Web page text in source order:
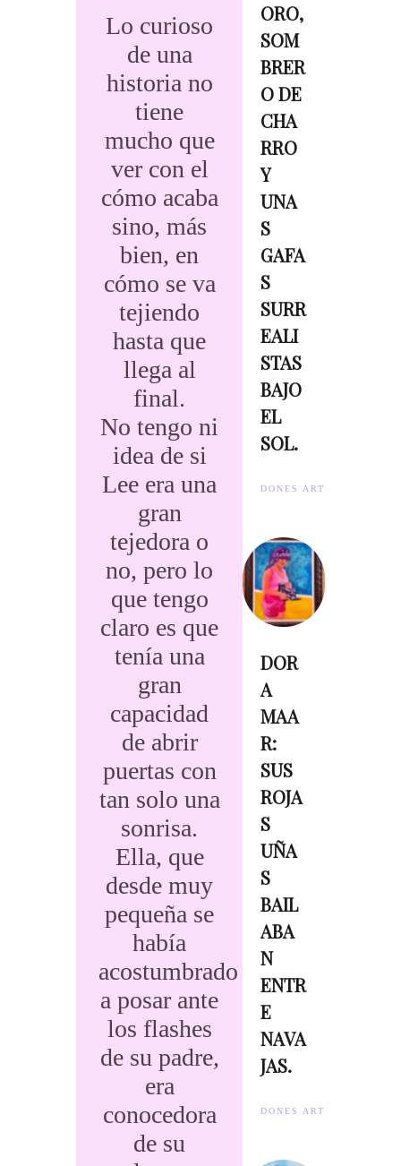
Lo curioso
de una
historia no
tiene
mucho que
ver con el
cómo acaba
sino, más
bien, en
cómo se va
tejiendo
hasta que
llega al
final.
No tengo ni
idea de si
Lee era una
gran
tejedora o
no, pero lo
que tengo
claro es que
tenía una
gran
capacidad
de abrir
puertas con
tan solo una
sonrisa.
Ella, que
desde muy
pequeña se
había
acostumbrado
a posar ante
los flashes
de su padre,
era
conocedora
de su
ORO,
SOM
BRER
O DE
CHA
RRO
Y
UNA
S
GAFA
S
SURR
EALI
STAS
BAJO
EL
SOL.
DONES ARTISTES.
DOR
A
MAA
R:
SUS
ROJA
S
UÑA
S
BAIL
ABA
N
ENTR
E
NAVA
JAS.
DONES ARTISTES.